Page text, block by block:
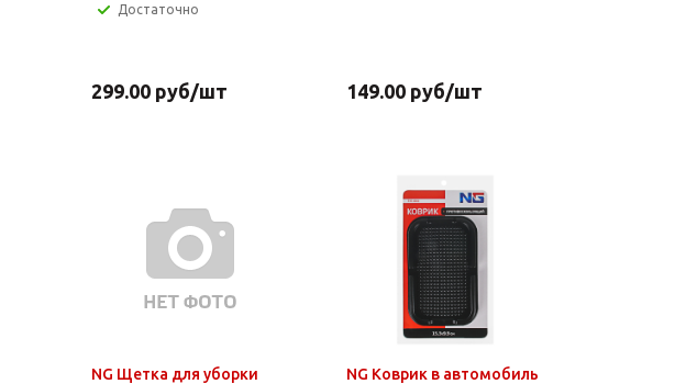
Достаточно
299.00 руб/шт 149.00руб/шт
NG Щетка для уборки
NG Коврик в автомобиль